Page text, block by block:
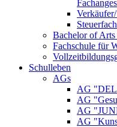
Bachelor of
Fachschule für
Schulleben
AGs
AG
AG
AG
AG